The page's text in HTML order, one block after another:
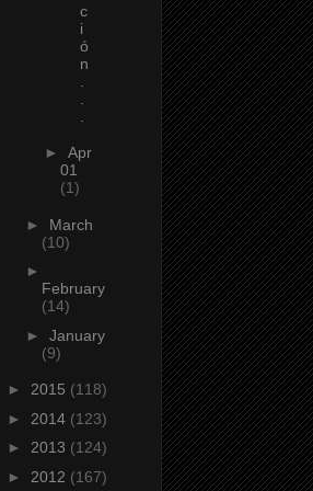
c
i
ó
n
► Apr
01
(1)
► March
(10)
►
February
(14)
► January
(9)
► 2015 (118)
► 2014 (123)
► 2013 (124)
► 2012 (167)